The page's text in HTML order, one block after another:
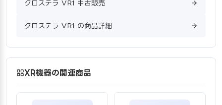
クロステラ VR1 中古販売
クロステラ VR1 の商品詳細
XR機器の関連商品